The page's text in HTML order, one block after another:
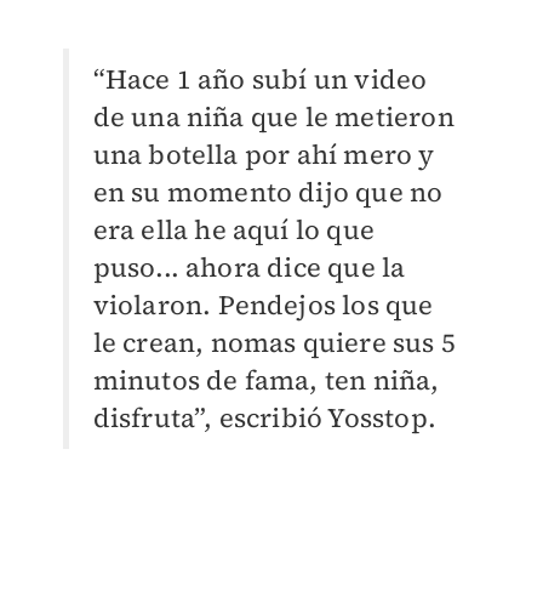
“Hace 1 año subí un video
de una niña que le metieron
una botella por ahí mero y
en su momento dijo que no
era ella he aquí lo que
puso... ahora dice que la
violaron. Pendejos los que
le crean, nomas quiere sus 5
minutos de fama, ten niña,
disfruta”, escribió Yosstop.